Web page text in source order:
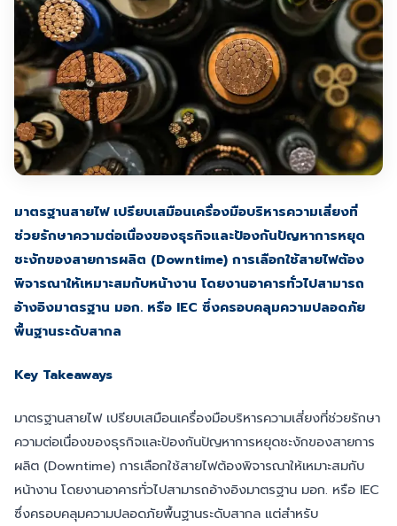
มาตรฐานสายไฟ เปรียบเสมือนเครื่องมือบริหารความเสี่ยงที่
ช่วยรักษาความต่อเนื่องของธุรกิจและป้องกันปัญหาการหยุด
ชะงักของสายการผลิต (Downtime) การเลือกใช้สายไฟต้อง
พิจารณาให้เหมาะสมกับหน้างาน โดยงานอาคารทั่วไปสามารถ
อ้างอิงมาตรฐาน มอก. หรือ IEC ซึ่งครอบคลุมความปลอดภัย
พื้นฐานระดับสากล
Key Takeaways
มาตรฐานสายไฟ เปรียบเสมือนเครื่องมือบริหารความเสี่ยงที่ช่วยรักษา
ความต่อเนื่องของธุรกิจและป้องกันปัญหาการหยุดชะงักของสายการ
ผลิต (Downtime) การเลือกใช้สายไฟต้องพิจารณาให้เหมาะสมกับ
หน้างาน โดยงานอาคารทั่วไปสามารถอ้างอิงมาตรฐาน มอก. หรือ IEC
ซึ่งครอบคลุมความปลอดภัยพื้นฐานระดับสากล แต่สำหรับ